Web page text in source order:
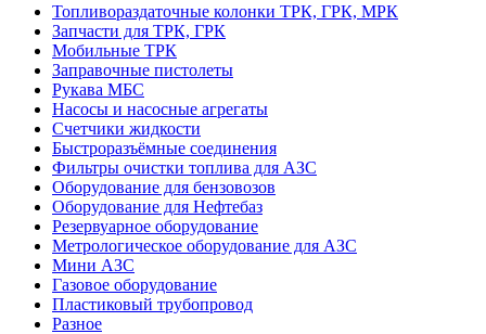
Топливораздаточные колонки ТРК, ГРК, МРК
Запчасти для ТРК, ГРК
Мобильные ТРК
Заправочные пистолеты
Рукава МБС
Насосы и насосные агрегаты
Счетчики жидкости
Быстроразъёмные соединения
Фильтры очистки топлива для АЗС
Оборудование для бензовозов
Оборудование для Нефтебаз
Резервуарное оборудование
Метрологическое оборудование для АЗС
Мини АЗС
Газовое оборудование
Пластиковый трубопровод
Разное